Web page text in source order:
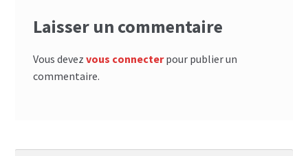
Laisser un commentaire
Vous devezvous connecterpour publier un
commentaire.